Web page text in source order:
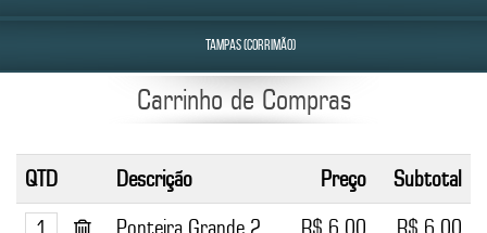
TAMPAS (CORRIMÃO)
Carrinho de Compras
QTD Descrição Preço
Subtotal
Ponteira Grande 2
R$ 6.00 R$ 6.00